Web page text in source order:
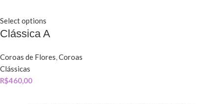
Select options
Clássica A
Coroas de Flores,Coroas
Clássicas
R$460,00